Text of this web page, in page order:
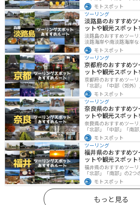
や海といった自然だけ
様々な楽しみ方ができ
グに行く際は参考にして
モトスポット
ツーリング
淡路島のおすすめ
ットや観光スポッ
淡路島のおすすめツー
淡路海岸や南淡路海岸
公園や淡路夢舞台など
多数あります。バイク
参考にしてください。
モトスポット
ツーリング
京都府のおすすめ
ットや観光スポッ
京都府のおすすめツー
「北部」「中部（郊外
の4つのルート紹介しま
に囲まれた風光明媚な
楽しみ方ができます。
く際は参考にしてくだ
モトスポット
ツーリング
奈良県のおすすめ
ットや観光スポッ
奈良県のおすすめツー
「北部」「中部」「南
史のある神社寺院が多
を満喫するツーリング
ーリングに行く際は参考
モトスポット
ツーリング
福井県のおすすめ
ットや観光スポッ
福井県のおすすめツー
「北部」「南部」の2
遺跡、温泉地など魅力
す。バイクで福井県に
ください。
モトスポット
もっと見る